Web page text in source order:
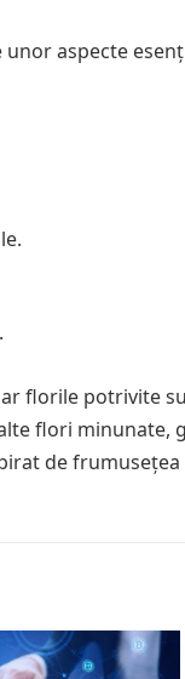
aspecte
florile potrivite
flori minunate,
de